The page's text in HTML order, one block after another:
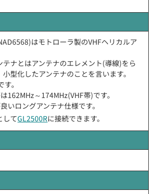
はモトローラ製のVHFヘリカルア
ナとはアンテナのエレメント(導線)をら
型化したアンテナのことを言います。
。
162MHz～174MHz(VHF帯)です。
いロングアンテナ仕様です。
してGL2500Rに接続できます。